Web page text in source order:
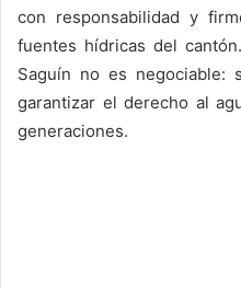
con responsabilidad y
fuentes hídricas del
Saguín no es negociable:
garantizar el derecho al
generaciones.